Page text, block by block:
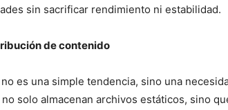
sin sacrificar rendimiento ni estabilidad.
de contenido
es una simple tendencia, sino una
solo almacenan archivos estáticos, sino